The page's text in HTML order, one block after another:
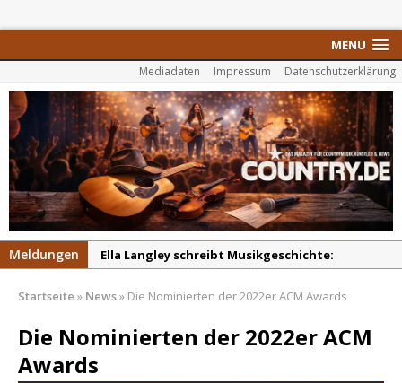
MENU
Mediadaten Impressum Datenschutzerklärung
Meldungen
Ella Langley schreibt Musikgeschichte:
aller Zeiten
pez veröffentlicht neue Single „Late Night
Startseite » News» Die Nominierten der 2022er ACM Awards
Die Nominierten der 2022er ACM
Awards